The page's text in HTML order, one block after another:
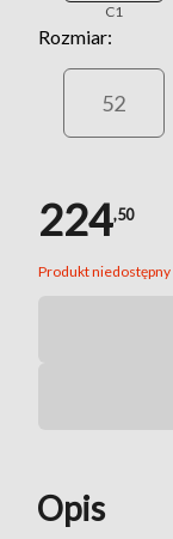
C1
Rozmiar:
52
224,50
Produkt niedostępny
Opis